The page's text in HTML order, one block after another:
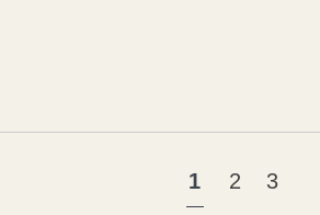
1 2 3